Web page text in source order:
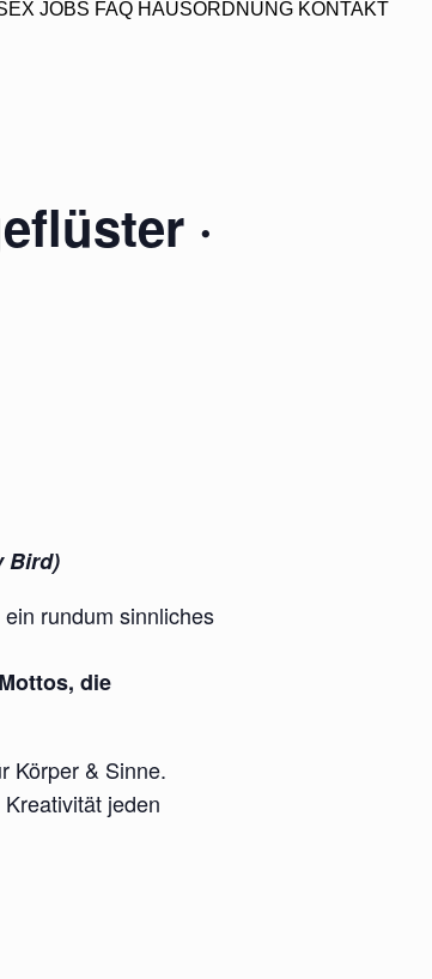
JOBS FAQ HAUSORDNUNG KONTAKT
·
Bird)
rundum sinnliches
die
Körper & Sinne.
jeden